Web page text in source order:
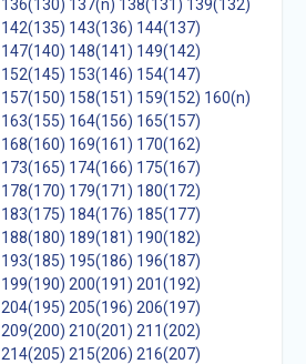
136(130) 137(n) 138(131) 139(132)
142(135) 143(136) 144(137)
147(140) 148(141) 149(142)
152(145) 153(146) 154(147)
157(150) 158(151) 159(152) 160(n)
163(155) 164(156) 165(157)
168(160) 169(161) 170(162)
173(165) 174(166) 175(167)
178(170) 179(171) 180(172)
183(175) 184(176) 185(177)
188(180) 189(181) 190(182)
193(185) 195(186) 196(187)
199(190) 200(191) 201(192)
204(195) 205(196) 206(197)
209(200) 210(201) 211(202)
214(205) 215(206) 216(207)